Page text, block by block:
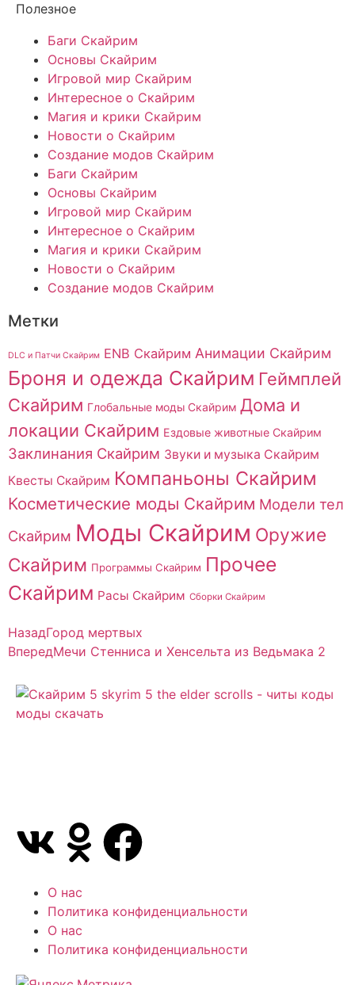
Полезное
Баги Скайрим
Основы Скайрим
Игровой мир Скайрим
Интересное о Скайрим
Магия и крики Скайрим
Новости о Скайрим
Создание модов Скайрим
Баги Скайрим
Основы Скайрим
Игровой мир Скайрим
Интересное о Скайрим
Магия и крики Скайрим
Новости о Скайрим
Создание модов Скайрим
Метки
DLC и Патчи Скайрим ENB Скайрим Анимации Скайрим
Броня и одежда Скайрим Геймплей
Скайрим Глобальные моды Скайрим Дома и
локации Скайрим Ездовые животные Скайрим
Заклинания Скайрим Звуки и музыка Скайрим
Квесты Скайрим Компаньоны Скайрим
Косметические моды Скайрим Модели тел
Скайрим Моды Скайрим Оружие
Скайрим Программы Скайрим Прочее
Скайрим Расы Скайрим Сборки Скайрим
НазадГород мертвых
ВпередМечи Стенниса и Хенсельта из Ведьмака 2
О нас
Политика конфиденциальности
О нас
Политика конфиденциальности